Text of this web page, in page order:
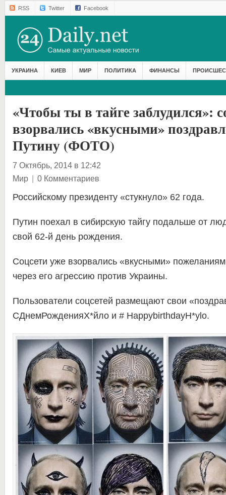
RSS Twitter Facebook
УКРАИНА КИЕВ МИР ПОЛИТИКА ФИНАНСЫ
«Чтобы ты в тайге заблудился»:
взорвались «вкусными»
Путину (ФОТО)
7 Октябрь, 2014 в 12:42
Мир | 0 Комментариев
Российскому президенту «стукнуло» 62 года.
Путин поехал в сибирскую тайгу подальше от
свой 62-й день рождения.
Соцсети уже взорвались «вкусными»
через его агрессию против Украины.
Пользователи соцсетей размещают свои
СДнемРожденияХ*йло и # HappybirthdayH*ylo.